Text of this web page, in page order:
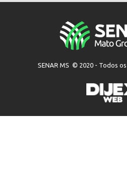
SENAR MS © 2020 - Todos